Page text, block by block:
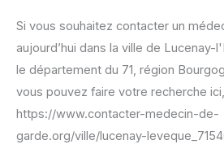
Si vous souhaitez contacter un
aujourd’hui dans la ville de Lucenay-
le département du 71, région
vous pouvez faire votre recherche
https://www.contacter-medecin-de-
garde.org/ville/lucenay-